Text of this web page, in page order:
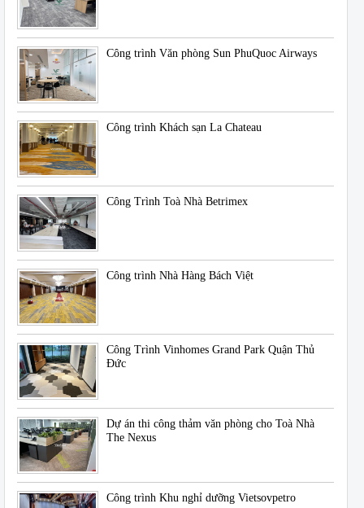
Công trình Văn phòng Sun PhuQuoc Airways
Công trình Khách sạn La Chateau
Công Trình Toà Nhà Betrimex
Công trình Nhà Hàng Bách Việt
Công Trình Vinhomes Grand Park Quận Thủ
Đức
Dự án thi công thảm văn phòng cho Toà Nhà
The Nexus
Công trình Khu nghỉ dưỡng Vietsovpetro